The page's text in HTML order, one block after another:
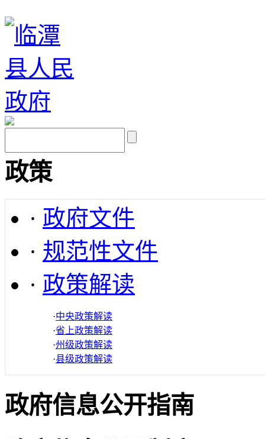
政策
· 政府文件
· 规范性文件
· 政策解读
·中央政策解读
·省上政策解读
·州级政策解读
·县级政策解读
政府信息公开指南